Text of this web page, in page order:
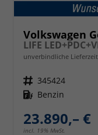
Volkswagen
LIFE
unverbindliche
Fahrzeugnr. 345424
Kraftstoff Benzin
23.890,– €
incl. 19% MwSt.